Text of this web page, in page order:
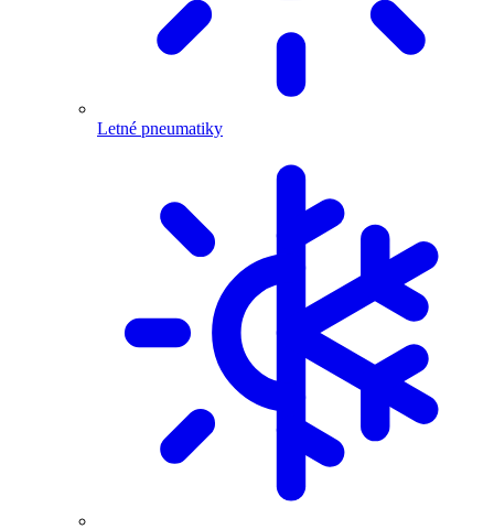
Letné pneumatiky